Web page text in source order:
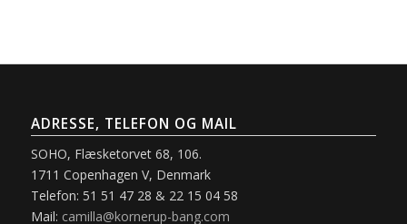
ADRESSE, TELEFON OG MAIL
SOHO, Flæsketorvet 68, 106.
1711 Copenhagen V, Denmark
Telefon: 51 51 47 28 & 22 15 04 58
Mail: camilla@kornerup-bang.com